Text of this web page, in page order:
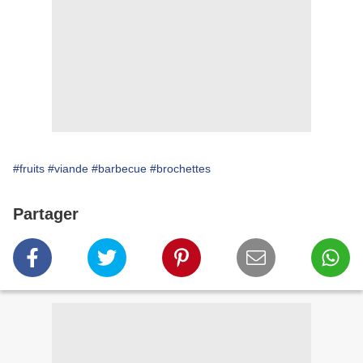
#fruits #viande #barbecue #brochettes
Partager